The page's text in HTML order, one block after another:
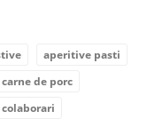
aperitive pasti
carne de porc
colaborari